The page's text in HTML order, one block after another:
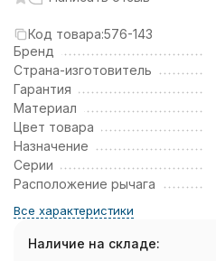
Код товара:576-143
Бренд
Страна-изготовитель
Гарантия
Материал
Цвет товара
Назначение
Серии
Расположение рычага
Все характеристики
Наличие на складе: